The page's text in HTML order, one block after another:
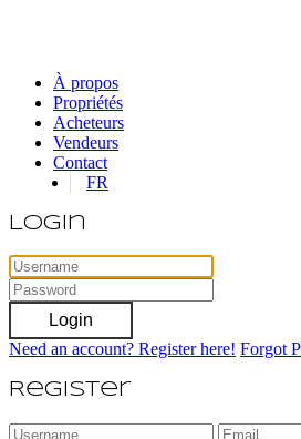
À propos
Propriétés
Acheteurs
Vendeurs
Contact
FR
Login
Login
Need an account? Register here! Forgot
Register